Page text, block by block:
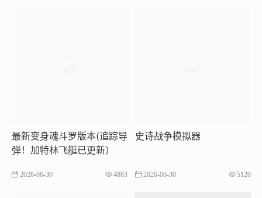
最新变身魂斗罗版本(追踪导
弹！加特林飞艇已更新）
2026-06-30 4883
史诗战争模拟器
2026-06-30 5120